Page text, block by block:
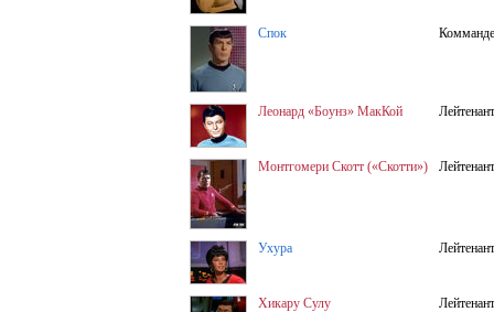
Спок
Леонард «Боунз» МакКой
Монтгомери Скотт («Скотти»)
Ухура Лейтенант
Хикару Сулу Лейтенант